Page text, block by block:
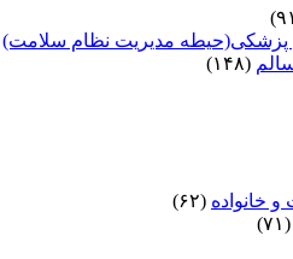
پزشکی(حیطه مدیریت نظام سلامت)
(۱۴۸)
خانواده (۶۲)
(۷۱)